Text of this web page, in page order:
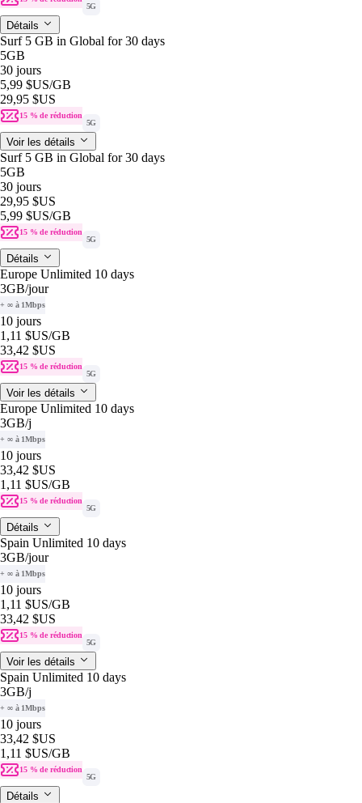
5G
Détails
Surf 5 GB in Global for 30 days
5GB
30 jours
5,99 $US/GB
29,95 $US
15 % de réduction
5G
Voir les détails
Surf 5 GB in Global for 30 days
5GB
30 jours
29,95 $US
5,99 $US/GB
15 % de réduction
5G
Détails
Europe Unlimited 10 days
3GB/jour
+ ∞ à 1Mbps
10 jours
1,11 $US/GB
33,42 $US
15 % de réduction
5G
Voir les détails
Europe Unlimited 10 days
3GB/j
+ ∞ à 1Mbps
10 jours
33,42 $US
1,11 $US/GB
15 % de réduction
5G
Détails
Spain Unlimited 10 days
3GB/jour
+ ∞ à 1Mbps
10 jours
1,11 $US/GB
33,42 $US
15 % de réduction
5G
Voir les détails
Spain Unlimited 10 days
3GB/j
+ ∞ à 1Mbps
10 jours
33,42 $US
1,11 $US/GB
15 % de réduction
5G
Détails